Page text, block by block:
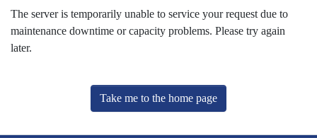
The server is temporarily unable to service your request due to
maintenance downtime or capacity problems. Please try again
later.
Take me to the home page